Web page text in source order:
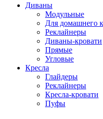
Диваны
Модульные
Для домашнего
Реклайнеры
Диваны-кровати
Прямые
Угловые
Кресла
Глайдеры
Реклайнеры
Кресла-кровати
Пуфы